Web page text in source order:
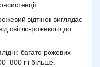
відтінок виглядає
світло-рожевого до
багато рожевих
г і більше.